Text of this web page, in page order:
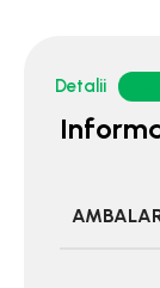
Detalii